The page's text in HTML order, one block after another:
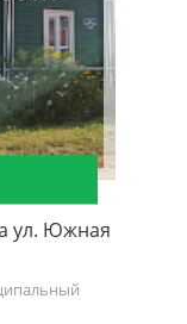
ул. Южная